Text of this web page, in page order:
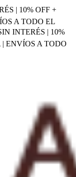
| 10% OFF +
A TODO EL
INTERÉS | 10%
ENVÍOS A TODO